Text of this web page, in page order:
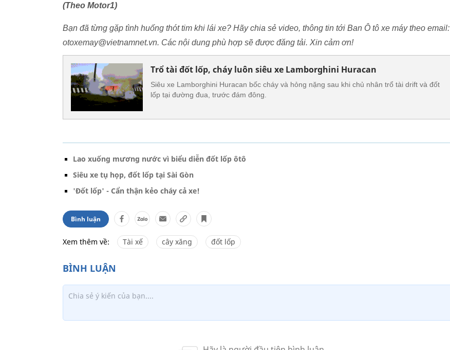
(Theo Motor1)
Bạn đã từng gặp tình huống thót tim khi lái xe? Hãy chia sẻ video, thông tin tới Ban Ô tô xe máy theo email:
otoxemay@vietnamnet.vn. Các nội dung phù hợp sẽ được đăng tải. Xin cảm ơn!
Trổ tài đốt lốp, cháy luôn siêu xe Lamborghini Huracan
Siêu xe Lamborghini Huracan bốc cháy và hỏng nặng sau khi chủ nhân trổ tài drift và đốt
lốp tại đường đua, trước đám đông.
Lao xuống mương nước vì biểu diễn đốt lốp ôtô
Siêu xe tụ họp, đốt lốp tại Sài Gòn
'Đốt lốp' - Cẩn thận kẻo cháy cả xe!
Bình luận
Xem thêm về: Tài xế cây xăng đốt lốp